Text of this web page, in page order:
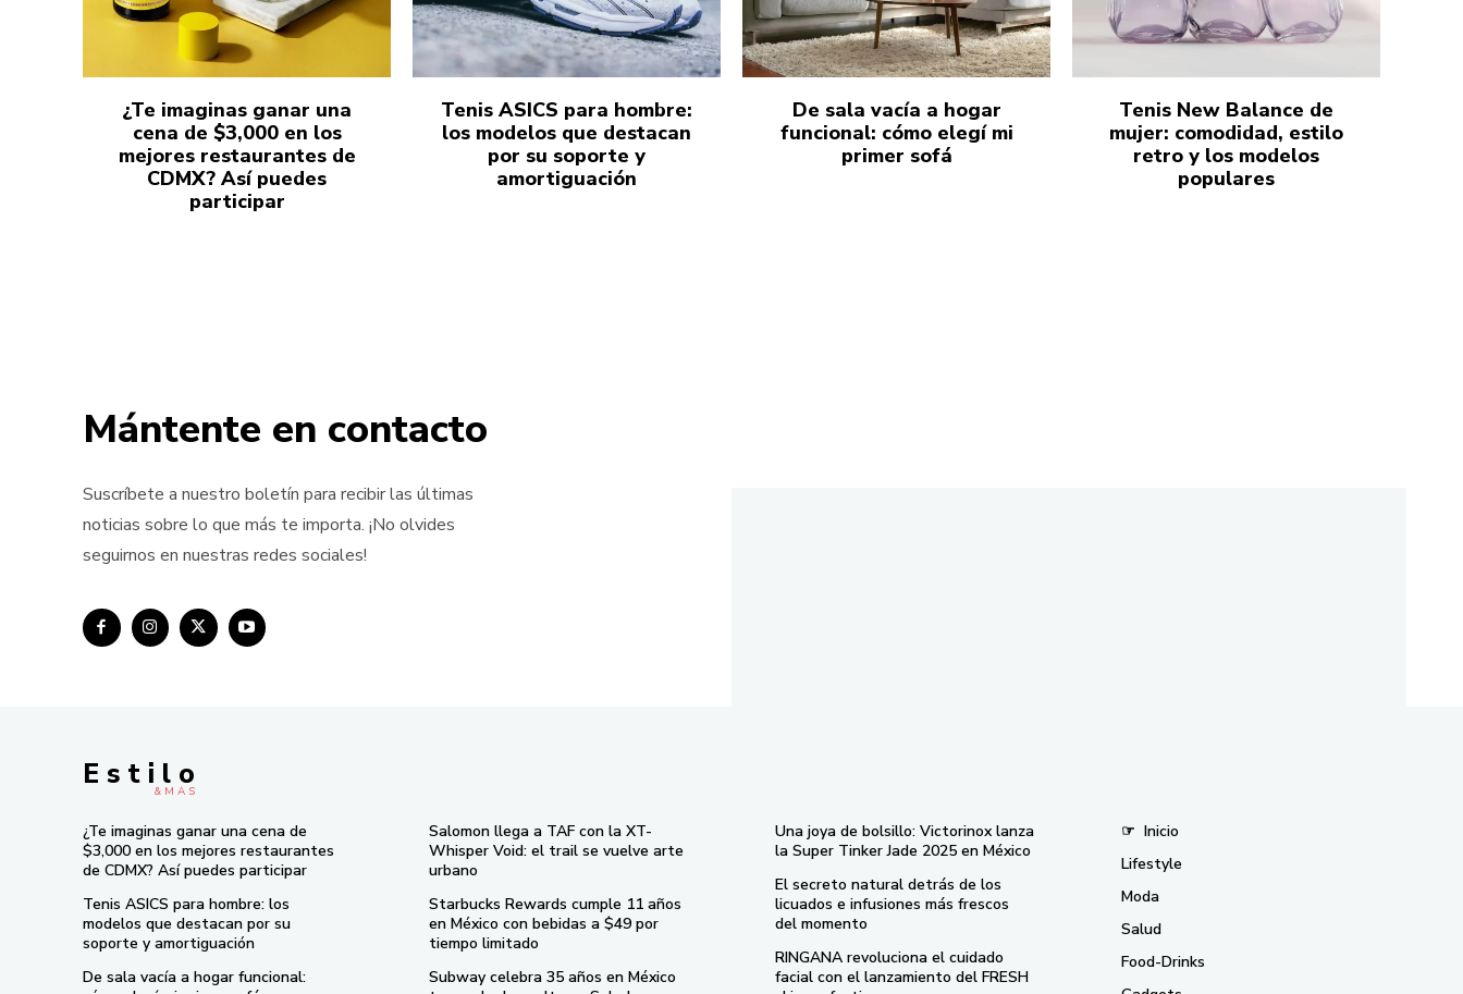
¿Te imaginas ganar una
cena de $3,000 en los
mejores restaurantes de
CDMX? Así puedes
participar
Tenis ASICS para hombre:
los modelos que destacan
por su soporte y
amortiguación
De sala vacía a hogar
funcional: cómo elegí mi
primer sofá
Tenis New Balance de
mujer: comodidad, estilo
retro y los modelos
populares
Mántente en contacto
Suscríbete a nuestro boletín para recibir las últimas
noticias sobre lo que más te importa. ¡No olvides
seguirnos en nuestras redes sociales!
E s t i l o
& M À S
¿Te imaginas ganar una cena de
$3,000 en los mejores restaurantes
de CDMX? Así puedes participar
Tenis ASICS para hombre: los
modelos que destacan por su
soporte y amortiguación
De sala vacía a hogar funcional:
Salomon llega a TAF con la XT-
Whisper Void: el trail se vuelve arte
urbano
Starbucks Rewards cumple 11 años
en México con bebidas a $49 por
tiempo limitado
Subway celebra 35 años en México
Una joya de bolsillo: Victorinox lanza
la Super Tinker Jade 2025 en México
El secreto natural detrás de los
licuados e infusiones más frescos
del momento
RINGANA revoluciona el cuidado
facial con el lanzamiento del FRESH
☞ Inicio
Lifestyle
Moda
Salud
Food-Drinks